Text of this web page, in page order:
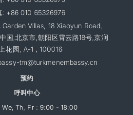
: +86 010 65326976
Villas, 18 Xiaoyun Road,
国,北京市,朝阳区霄云路18号,京润
花园, A-1，100016
tm@turkmenembassy.cn
预约
呼叫中心
We, Th, Fr : 9:00 - 18:00